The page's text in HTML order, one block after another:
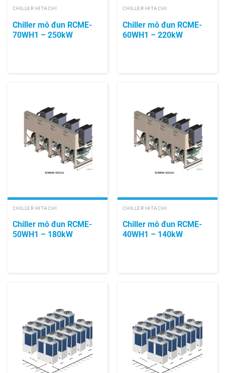
CHILLER HITACHI
Chiller mô đun RCME-
70WH1 – 250kW
CHILLER HITACHI
Chiller mô đun RCME-
60WH1 – 220kW
CHILLER HITACHI
Chiller mô đun RCME-
50WH1 – 180kW
CHILLER HITACHI
Chiller mô đun RCME-
40WH1 – 140kW